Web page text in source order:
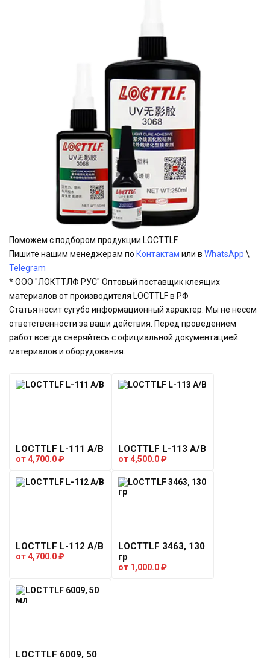
Поможем с подбором продукции LOCTTLF
Пишите нашим менеджерам по Контактам или в WhatsApp \
Telegram
* ООО "ЛОКТТЛФ РУС" Оптовый поставщик клеящих
материалов от производителя LOCTTLF в РФ
Статья носит сугубо информационный характер. Мы не несем
ответственности за ваши действия. Перед проведением
работ всегда сверяйтесь с официальной документацией
материалов и оборудования.
LOCTTLF L-111 A/B
от4,700.0₽
LOCTTLF L-113 A/B
от4,500.0₽
LOCTTLF L-112 A/B
от4,700.0₽
LOCTTLF 3463, 130
гр
от 1,000.0₽
LOCTTLF 6009, 50